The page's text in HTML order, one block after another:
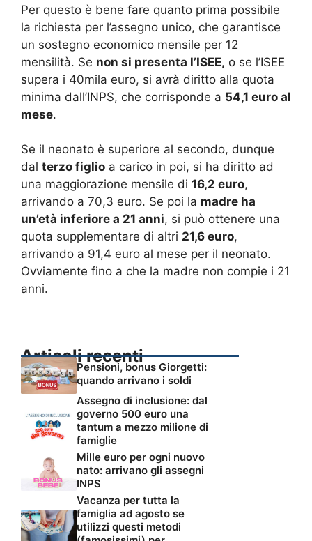
Per questo è bene fare quanto prima possibile
la richiesta per l’assegno unico, che garantisce
un sostegno economico mensile per 12
mensilità. Se non si presenta l’ISEE, o se l’ISEE
supera i 40mila euro, si avrà diritto alla quota
minima dall’INPS, che corrisponde a 54,1 euro al
mese.
Se il neonato è superiore al secondo, dunque
dal terzo figlio a carico in poi, si ha diritto ad
una maggiorazione mensile di 16,2 euro,
arrivando a 70,3 euro. Se poi la madre ha
un’età inferiore a 21 anni, si può ottenere una
quota supplementare di altri 21,6 euro,
arrivando a 91,4 euro al mese per il neonato.
Ovviamente fino a che la madre non compie i 21
anni.
Articoli recenti
Pensioni, bonus Giorgetti:
quando arrivano i soldi
Assegno di inclusione: dal
governo 500 euro una
tantum a mezzo milione di
famiglie
Mille euro per ogni nuovo
nato: arrivano gli assegni
INPS
Vacanza per tutta la
famiglia ad agosto se
utilizzi questi metodi